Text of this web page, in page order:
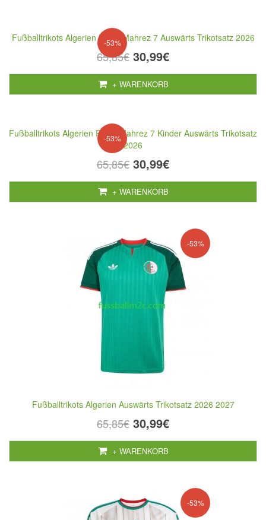
-53%
Fußballtrikots Algerien Riyad Mahrez 7 Auswärts Trikotsatz 2026
65,85€ 30,99€
+ WARENKORB
-53%
Fußballtrikots Algerien Riyad Mahrez 7 Kinder Auswärts Trikotsatz
2026
65,85€ 30,99€
+ WARENKORB
-53%
Fußballtrikots Algerien Auswärts Trikotsatz 2026 2027
65,85€ 30,99€
+ WARENKORB
-53%